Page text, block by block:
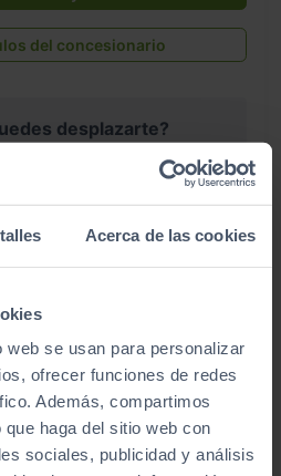
Acerca de las cookies
se usan para personalizar
ofrecer funciones de redes
Además, compartimos
haga del sitio web con
sociales, publicidad y análisis
del concesionario
desplazarte?
de nuestras
en tu casa, en cualquier
Consulta a nuestros
en Sibuscascoche?